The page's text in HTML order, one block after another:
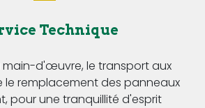
Technique
main-d'œuvre, le transport aux
le remplacement des panneaux
pour une tranquillité d'esprit